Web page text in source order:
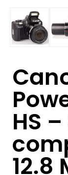
HS
12.8